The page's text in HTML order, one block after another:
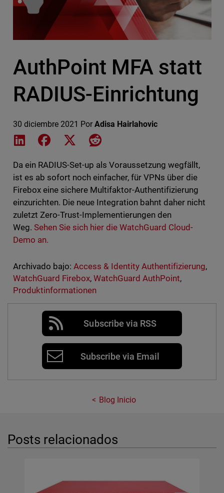
AuthPoint MFA statt
RADIUS-Einrichtung
30 diciembre 2021 Por Adisa Hairlahovic
Share on LinkedIn
Share on Facebook
Share on XShare on Reddit
Da ein RADIUS-Set-up als Voraussetzung wegfällt,
ist es ab sofort noch einfacher, für VPNs über die
Firebox eine sichere Multifaktor-Authentifizierung
einzurichten. Die neue Integration bahnt daher nicht
zuletzt Zero-Trust-Implementierungen den
Weg. Sehen Sie sich hier die WatchGuard Cloud-
Demo an.
Archivado bajo: Access & Identity Authentifizierung,
WatchGuard Firebox, WatchGuard AuthPoint,
Produktinformationen
Subscribe via RSS
Subscribe via Email
Blog Inicio
Posts relacionados